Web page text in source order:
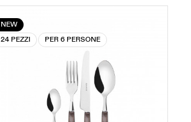
NEW
24 PEZZI
PER 6 PERSONE